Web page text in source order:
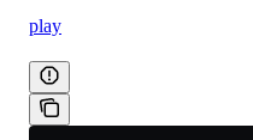
play